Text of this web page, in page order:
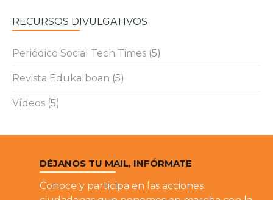
RECURSOS DIVULGATIVOS
Periódico Social Tech Times (5)
Revista Edukalboan (5)
Vídeos (5)
DÉJANOS TU MAIL, INFÓRMATE
Conoce y participa en las acciones